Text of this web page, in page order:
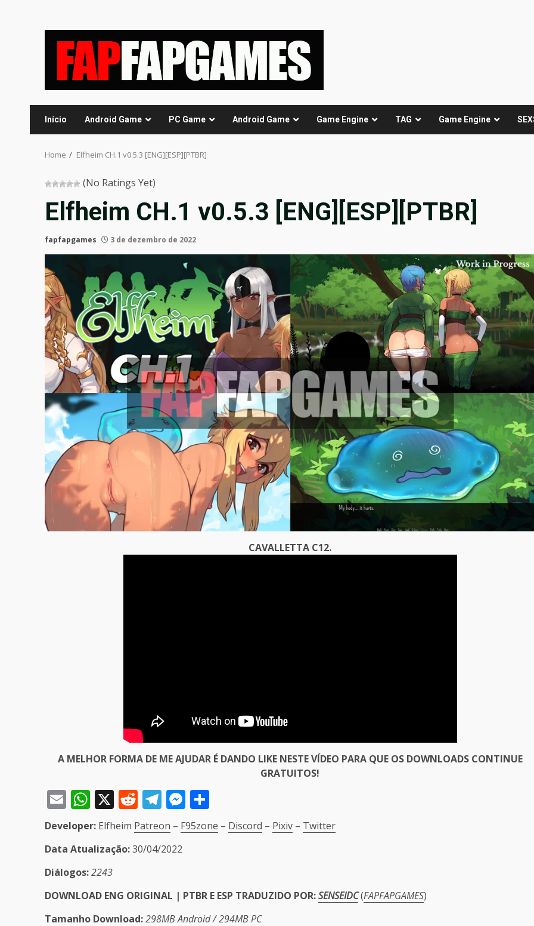
Início Android Game PC Game Android Game Game Engine TAG Game Engine
Home Elfheim CH.1 v0.5.3 [ENG][ESP][PTBR]
(No Ratings Yet)
Elfheim CH.1 v0.5.3 [ENG][ESP][PTBR]
fapfapgames 3 de dezembro de 2022
CAVALLETTA C12.
A MELHOR FORMA DE ME AJUDAR É DANDO LIKE NESTE VÍDEO PARA QUE OS DOWNLOADS CONTINUE
GRATUITOS!
EmailWhatsApp
X Reddit
Telegram
Messenger
Developer: Elfheim Patreon – F95zone – Discord – Pixiv – Twitter
Data Atualização:30/04/2022
Diálogos:2243
DOWNLOAD ENG ORIGINAL | PTBR E ESP TRADUZIDO POR:SENSEIDC(FAPFAPGAMES)
Tamanho Download:298MB Android / 294MB PC